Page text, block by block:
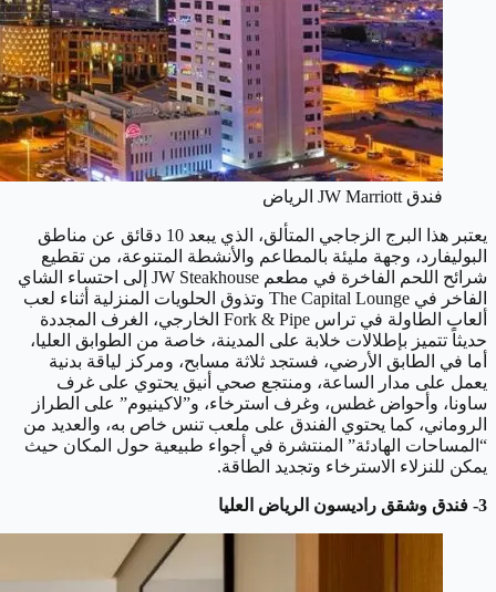
فندق JW Marriott الرياض
يعتبر هذا البرج الزجاجي المتألق، الذي يبعد 10 دقائق عن مناطق
البوليفارد، وجهة مليئة بالمطاعم والأنشطة المتنوعة، من تقطيع
شرائح اللحم الفاخرة في مطعم JW Steakhouse إلى احتساء الشاي
الفاخر في The Capital Lounge وتذوق الحلويات المنزلية أثناء لعب
ألعاب الطاولة في تراس Fork & Pipe الخارجي، الغرف المجددة
حديثاً تتميز بإطلالات خلابة على المدينة، خاصة من الطوابق العليا،
أما في الطابق الأرضي، فستجد ثلاثة مسابح، ومركز لياقة بدنية
يعمل على مدار الساعة، ومنتجع صحي أنيق يحتوي على غرف
ساونا، وأحواض غطس، وغرف استرخاء، و”لاكينيوم” على الطراز
الروماني، كما يحتوي الفندق على ملعب تنس خاص به، والعديد من
“المساحات الهادئة” المنتشرة في أجواء طبيعية حول المكان حيث
يمكن للنزلاء الاسترخاء وتجديد الطاقة.
3- فندق وشقق راديسون الرياض العليا